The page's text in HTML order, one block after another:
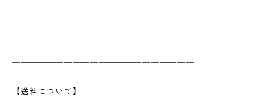
【送料について】